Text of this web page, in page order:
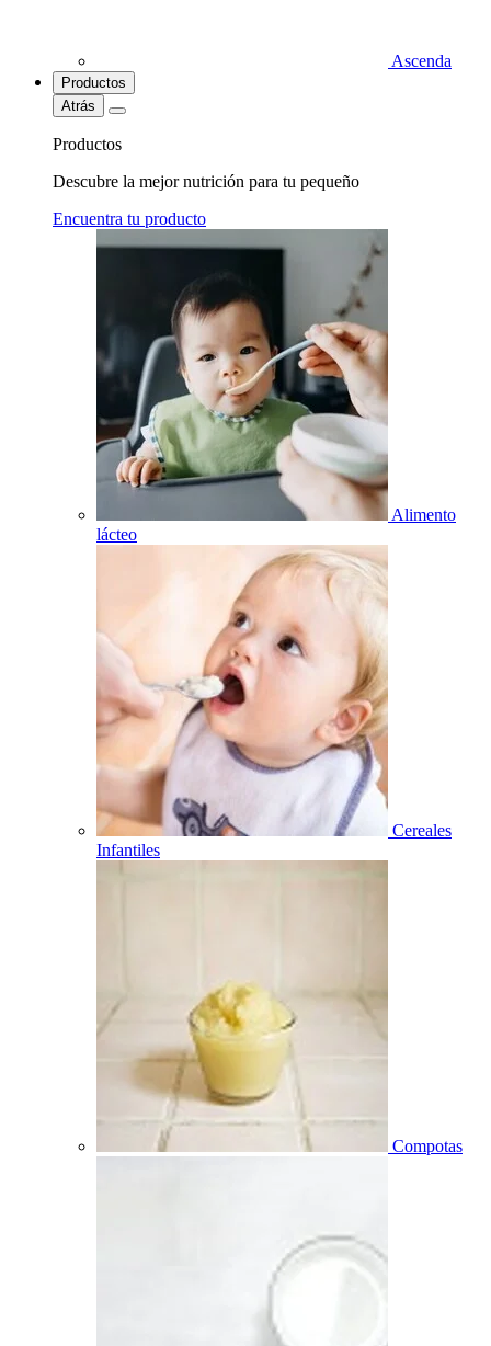
Ascenda
Productos
Atrás
Productos
Descubre la mejor nutrición para tu pequeño
Encuentra tu producto
Alimento
lácteo
Cereales
Infantiles
Compotas